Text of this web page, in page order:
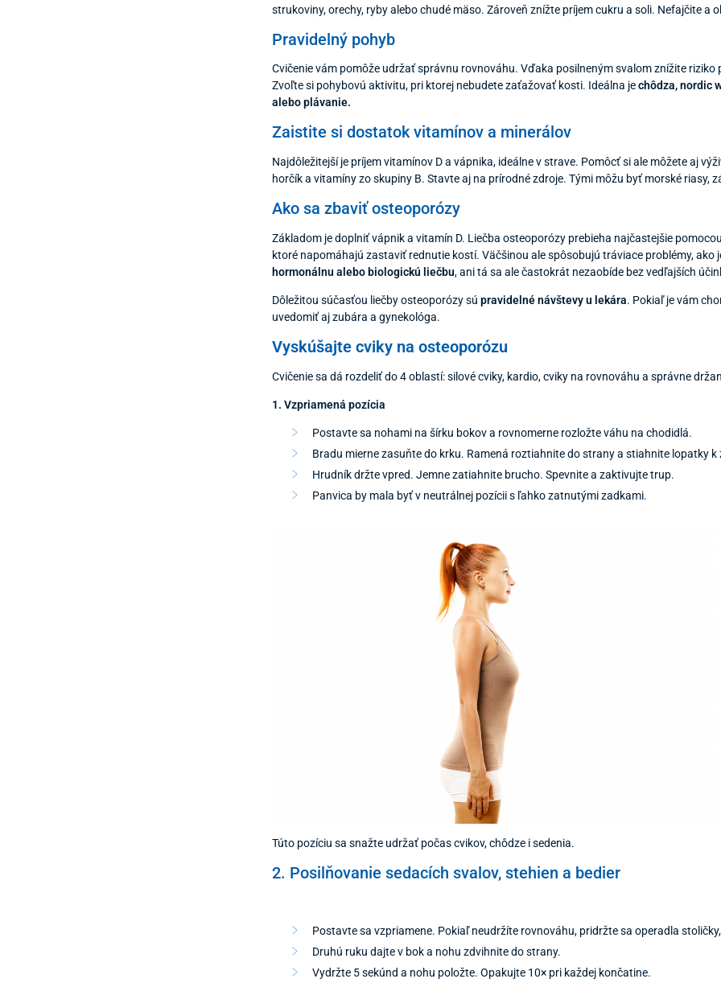
strukoviny, orechy, ryby alebo chudé mäso. Zároveň znížte príjem cukru a soli. Nefajčite a
Pravidelný pohyb
Cvičenie vám pomôže udržať správnu rovnováhu. Vďaka posilneným svalom znížite riziko
Zvoľte si pohybovú aktivitu, pri ktorej nebudete zaťažovať kosti. Ideálna jechôdza, nordic
alebo plávanie.
Zaistite si dostatok vitamínov a minerálov
Najdôležitejší je príjem vitamínov D a vápnika, ideálne v strave. Pomôcť si ale môžete aj
horčík a vitamíny zo skupiny B. Stavte aj na prírodné zdroje. Tými môžu byť morské riasy,
Ako sa zbaviť osteoporózy
Základom je doplniť vápnik a vitamín D. Liečba osteoporózy prebieha najčastejšie
ktoré napomáhajú zastaviť rednutie kostí. Väčšinou ale spôsobujú tráviace problémy, ako
hormonálnu alebo biologickú liečbu, ani tá sa ale častokrát nezaobíde bez vedľajších
Dôležitou súčasťou liečby osteoporózy sú pravidelné návštevy u lekára. Pokiaľ je vám
uvedomiť aj zubára a gynekológa.
Vyskúšajte cviky na osteoporózu
Cvičenie sa dá rozdeliť do 4 oblastí: silové cviky, kardio, cviky na rovnováhu a správne
1. Vzpriamená pozícia
Postavte sa nohami na šírku bokov a rovnomerne rozložte váhu na chodidlá.
Bradu mierne zasuňte do krku. Ramená roztiahnite do strany a stiahnite lopatky k
Hrudník držte vpred. Jemne zatiahnite brucho. Spevnite a zaktivujte trup.
Panvica by mala byť v neutrálnej pozícii s ľahko zatnutými zadkami.
Túto pozíciu sa snažte udržať počas cvikov, chôdze i sedenia.
2. Posilňovanie sedacích svalov, stehien a bedier
Postavte sa vzpriamene. Pokiaľ neudržíte rovnováhu, pridržte sa operadla
Druhú ruku dajte v bok a nohu zdvihnite do strany.
Vydržte 5 sekúnd a nohu položte. Opakujte 10× pri každej končatine.